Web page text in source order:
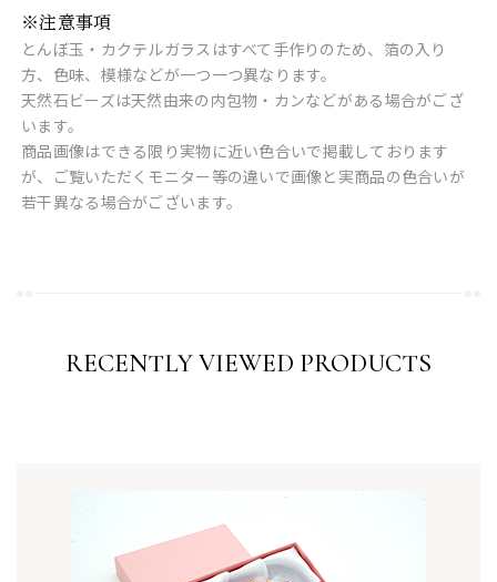
※注意事項
とんぼ玉・カクテルガラスはすべて手作りのため、箔の入り
方、色味、模様などが一つ一つ異なります。
天然石ビーズは天然由来の内包物・カンなどがある場合がござ
います。
商品画像はできる限り実物に近い色合いで掲載しております
が、ご覧いただくモニター等の違いで画像と実商品の色合いが
若干異なる場合がございます。
RECENTLY VIEWED PRODUCTS